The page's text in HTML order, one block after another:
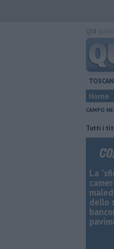
Home
CAMPO
Tutti i
Il caldo porta
La
dello